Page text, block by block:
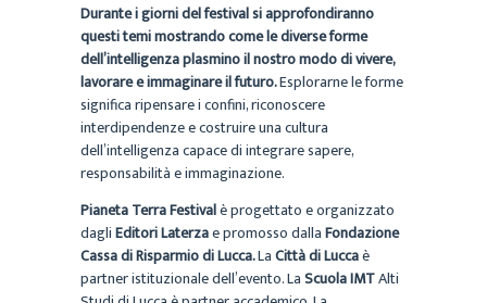
Durante i giorni del festival si approfondiranno
questi temi mostrando come le diverse forme
dell’intelligenza plasmino il nostro modo di vivere,
lavorare e immaginare il futuro.Esplorarne le forme
significa ripensare i confini, riconoscere
interdipendenze e costruire una cultura
dell’intelligenza capace di integrare sapere,
responsabilità e immaginazione.
Pianeta Terra Festivalè progettato e organizzato
dagliEditori Laterzae promosso dallaFondazione
Cassa di Risparmio di Lucca.LaCittà di Luccaè
partner istituzionale dell’evento. LaScuola IMTAlti